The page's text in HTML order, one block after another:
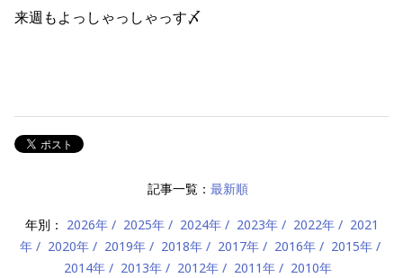
来週もよっしゃっしゃっす〆
記事一覧： 最新順
年別： 2026年 2025年 2024年 2023年 2022年
2021
年
2020年 2019年 2018年 2017年 2016年
2015年
2014年
2013年 2012年 2011年 2010年